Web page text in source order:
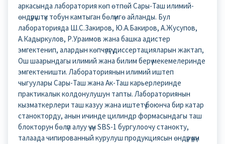
аркасында лаборатория көп өтпөй Сары-Таш илимий-
өндүрүштүк тобун камтыган бөлүмгө айланды. Бул
лабораторияда Ш.С.Закиров, Ю.А.Бакиров, А.Жусупов,
А.Кадыркулов, Р.Ураимов жана башка адистер
эмгектенип, алардын көпчүлүгү диссертацияларын жактап,
Ош шаарындагы илимий жана билим берүү мекемелеринде
эмгектеништи. Лабораториянын илимий иштеп
чыгуулары Сары-Таш жана Ак-Таш карьерлеринде
практикалык колдонулушун тапты. Лабораториянын
кызматкерлери таш казуу жана иштетүү боюнча бир катар
станокторду, анын ичинде цилиндр формасындагы таш
блокторун бөлүп алуу үчүн SBS-1 бургулоочу станокту,
талаада чипированный курулуш продукциясын өндүрүү үчүн